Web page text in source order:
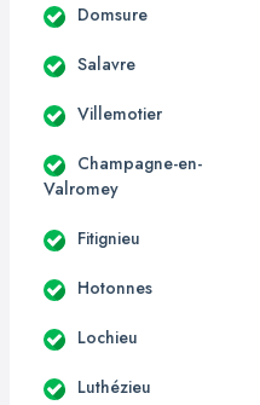
Domsure
Salavre
Villemotier
Champagne-en-
Valromey
Fitignieu
Hotonnes
Lochieu
Luthézieu